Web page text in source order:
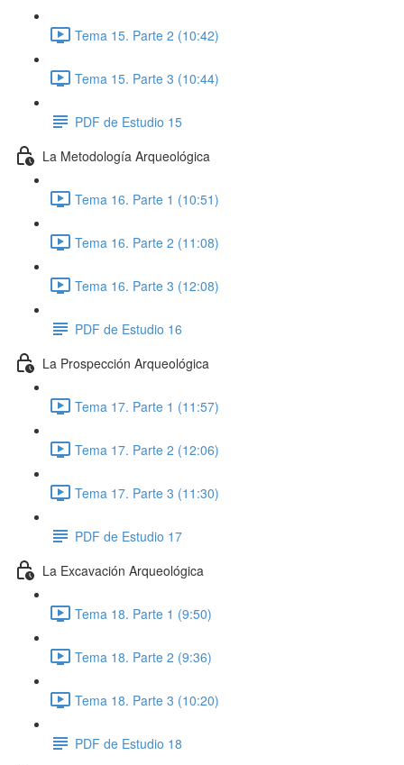
Tema 15. Parte 2 (10:42)
Tema 15. Parte 3 (10:44)
PDF de Estudio 15
La Metodología Arqueológica
Tema 16. Parte 1 (10:51)
Tema 16. Parte 2 (11:08)
Tema 16. Parte 3 (12:08)
PDF de Estudio 16
La Prospección Arqueológica
Tema 17. Parte 1 (11:57)
Tema 17. Parte 2 (12:06)
Tema 17. Parte 3 (11:30)
PDF de Estudio 17
La Excavación Arqueológica
Tema 18. Parte 1 (9:50)
Tema 18. Parte 2 (9:36)
Tema 18. Parte 3 (10:20)
PDF de Estudio 18